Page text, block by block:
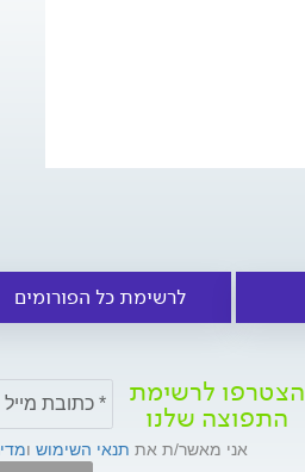
לרשימת כל הפורומים
הצטרפו לרשימת
התפוצה שלנו
אני מאשר/ת את תנאי השימוש ו